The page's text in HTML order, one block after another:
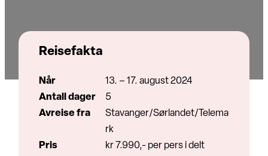
Reisefakta
Når
13. – 17. august 2024
Antall dager
5
Avreise fra
Stavanger/Sørlandet/Telema
rk
Pris
kr 7.990,- per pers i delt